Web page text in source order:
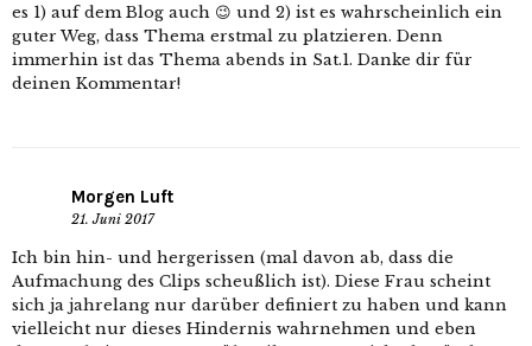
es 1) auf dem Blog auch 😉 und 2) ist es wahrscheinlich ein
guter Weg, dass Thema erstmal zu platzieren. Denn
immerhin ist das Thema abends in Sat.1. Danke dir für
deinen Kommentar!
Morgen Luft
21. Juni 2017
Ich bin hin- und hergerissen (mal davon ab, dass die
Aufmachung des Clips scheußlich ist). Diese Frau scheint
sich ja jahrelang nur darüber definiert zu haben und kann
vielleicht nur dieses Hindernis wahrnehmen und eben